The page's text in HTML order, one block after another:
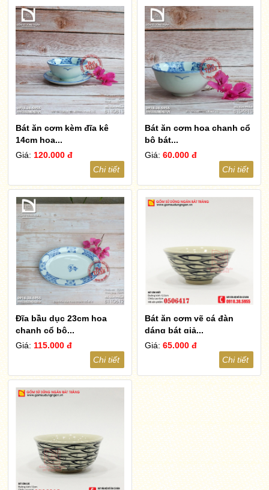
Bát ăn cơm kèm đĩa kê
14cm hoa...
Giá: 120.000 đ
Chi tiết
Bát ăn cơm hoa chanh cổ
bộ bát...
Giá:60.000 đ
Chi tiết
Đĩa bầu dục 23cm hoa
chanh cổ bộ...
Giá: 115.000 đ
Chi tiết
Bát ăn cơm vẽ cá đàn
dáng bát giả...
Giá:65.000 đ
Chi tiết